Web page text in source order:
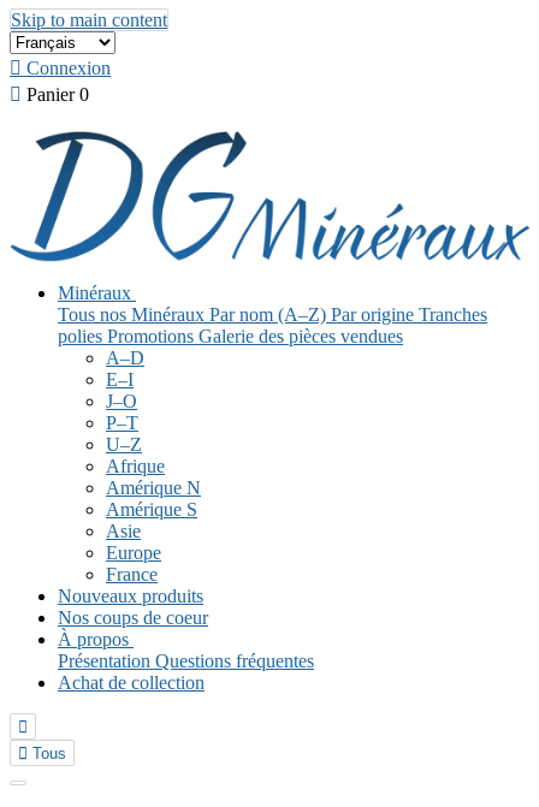
Skip to main content
 Connexion
 Panier 0
Minéraux
Tous nos Minéraux Par nom (A–Z) Par origine Tranches
polies Promotions Galerie des pièces vendues
A–D
E–I
J–O
P–T
U–Z
Afrique
Amérique N
Amérique S
Asie
Europe
France
Nouveaux produits
Nos coups de coeur
À propos
Présentation Questions fréquentes
Achat de collection

 Tous